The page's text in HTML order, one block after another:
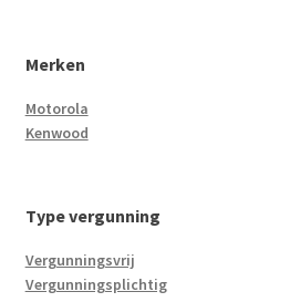
Merken
Motorola
Kenwood
Type vergunning
Vergunningsvrij
Vergunningsplichtig